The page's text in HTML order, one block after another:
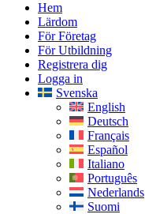
Hem
Lärdom
För Företag
För Utbildning
Registrera dig
Logga in
Svenska
English
Deutsch
Français
Español
Italiano
Português
Nederlands
Suomi